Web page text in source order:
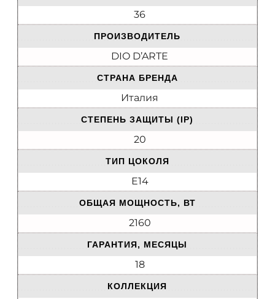
36
ПРОИЗВОДИТЕЛЬ
DIO D’ARTE
СТРАНА БРЕНДА
Италия
СТЕПЕНЬ ЗАЩИТЫ (IP)
20
ТИП ЦОКОЛЯ
E14
ОБЩАЯ МОЩНОСТЬ, ВТ
2160
ГАРАНТИЯ, МЕСЯЦЫ
18
КОЛЛЕКЦИЯ